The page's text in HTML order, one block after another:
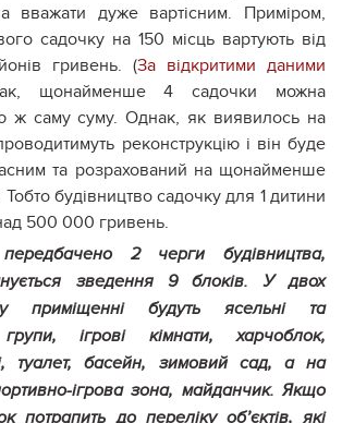
вважати дуже вартісним. Приміром,
садочку на 150 місць вартують від
гривень. (За відкритими даними
щонайменше 4 садочки можна
ж саму суму. Однак, як виявилось на
реконструкцію і він буде
та розрахований на щонайменше
будівництво садочку для 1 дитини
500 000 гривень.
2 черги будівництва,
зведення 9 блоків. У двох
приміщенні будуть ясельні та
ігрові кімнати, харчоблок,
туалет, басейн, зимовий сад, а на
ігрова зона, майданчик. Якщо
потрапить до переліку об’єктів, які